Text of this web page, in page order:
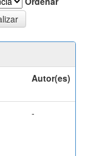
Autor(es)
-